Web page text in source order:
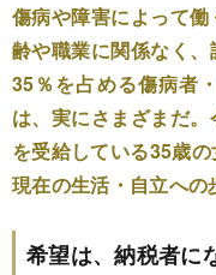
傷病や障害によって
齢や職業に関係なく
35％を占める傷病者
は、実にさまざまだ
を受給している35歳
現在の生活・自立への
希望は、納税者に